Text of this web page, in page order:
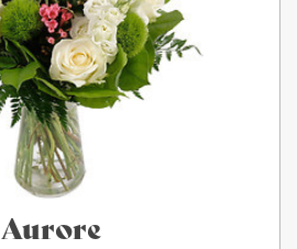
Aurore